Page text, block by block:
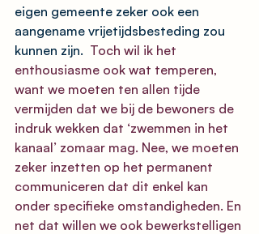
eigen gemeente zeker ook een
aangename vrijetijdsbesteding zou
kunnen zijn. Toch wil ik het
enthousiasme ook wat temperen,
want we moeten ten allen tijde
vermijden dat we bij de bewoners de
indruk wekken dat ‘zwemmen in het
kanaal’ zomaar mag. Nee, we moeten
zeker inzetten op het permanent
communiceren dat dit enkel kan
onder specifieke omstandigheden. En
net dat willen we ook bewerkstelligen